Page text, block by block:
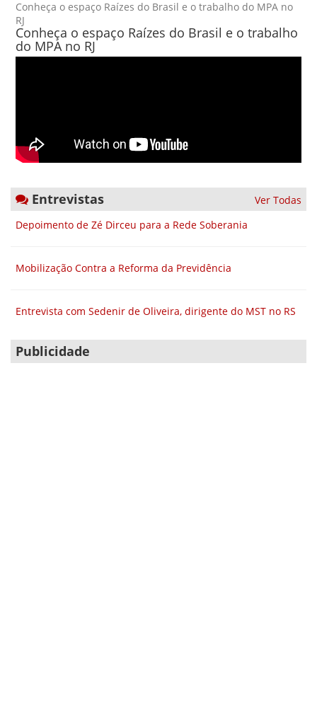
Conheça o espaço Raízes do Brasil e o trabalho do MPA no
RJ
Conheça o espaço Raízes do Brasil e o trabalho
do MPA no RJ
Entrevistas Ver Todas
Depoimento de Zé Dirceu para a Rede Soberania
Mobilização Contra a Reforma da Previdência
Entrevista com Sedenir de Oliveira, dirigente do MST no RS
Publicidade